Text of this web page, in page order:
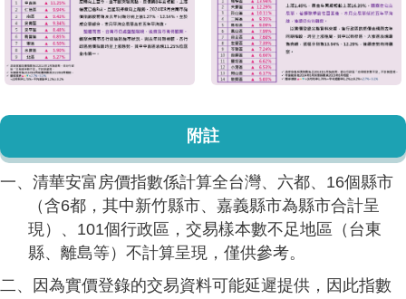
附註
一、清華安富房價指數係計算全台灣、六都、16個縣市
（含6都，其中新竹縣市、嘉義縣市為縣市合計呈
現）、101個行政區，交易樣本數不足地區（台東
縣、離島等）不計算呈現，僅供參考。
二、因為實價登錄的交易資料可能延遲提供，因此指數